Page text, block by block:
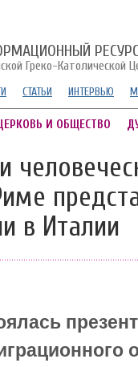
Греко-Католической
СТАТЬИ ИНТЕРВЬЮ
И ОБЩЕСТВО
в Италии